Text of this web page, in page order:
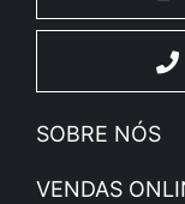
SOBRE NÓS
A Companhia
VENDAS